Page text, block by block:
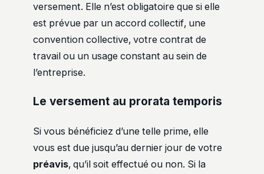
versement. Elle n’est obligatoire que si elle
est prévue par un accord collectif, une
convention collective, votre contrat de
travail ou un usage constant au sein de
l’entreprise.
Le versement au prorata temporis
Si vous bénéficiez d’une telle prime, elle
vous est due jusqu’au dernier jour de votre
préavis, qu’il soit effectué ou non. Si la